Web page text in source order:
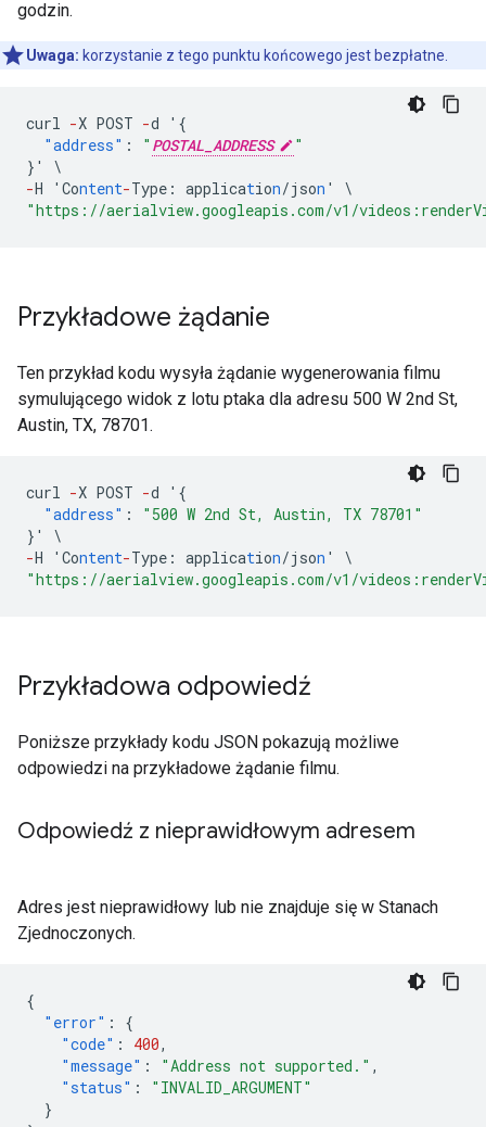
godzin.
Uwaga: korzystanie z tego punktu końcowego jest bezpłatne.
curl -X POST -d ' {
"address" : " POSTAL_ADDRESS
"
} '
\
-H 'Content-Type : application/json '
\
"https://aerialview.googleapis.com/v1/
Przykładowe żądanie
Ten przykład kodu wysyła żądanie wygenerowania filmu
symulującego widok z lotu ptaka dla adresu 500 W 2nd St,
Austin, TX, 78701.
curl -X POST -d ' {
"address" :
"500 W 2nd St, Austin, TX 78701"
} '
\
-H 'Content-Type : application/json '
\
"https://aerialview.googleapis.com/v1/
Przykładowa odpowiedź
Poniższe przykłady kodu JSON pokazują możliwe
odpowiedzi na przykładowe żądanie filmu.
Odpowiedź z nieprawidłowym adresem
Adres jest nieprawidłowy lub nie znajduje się w Stanach
Zjednoczonych.
{
"error" :
{
"code" : 400,
"message" : "Address not supported." ,
"status" :
"INVALID_ARGUMENT"
}